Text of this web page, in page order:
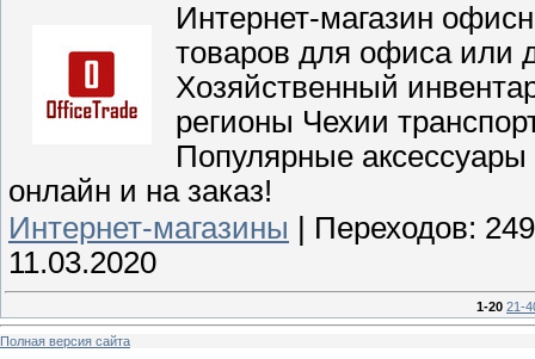
Интернет-магазин
товаров для офиса или
Хозяйственный
регионы Чехии
Популярные
онлайн и на заказ!
Интернет-магазины
Переходов: 249
11.03.2020
1-20 21-
Полная версия сайта